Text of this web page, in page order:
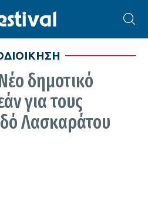
δημοτικό
για τους
Λασκαράτου